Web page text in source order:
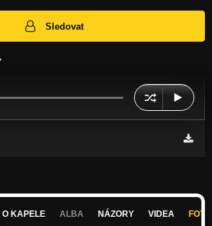
Sledovat
O KAPELE ALBA NÁZORY VIDEA